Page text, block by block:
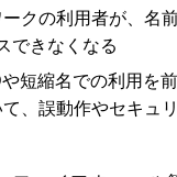
クの利用者が、名
できなくなる
短縮名での利用を
、誤動作やセキュ